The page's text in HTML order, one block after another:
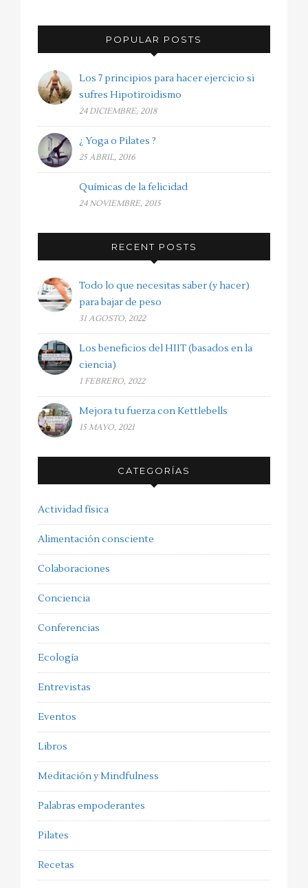
POPULAR POSTS
Los 7 principios para hacer ejercicio si
sufres Hipotiroidismo
24 DICIEMBRE, 2018
¿ Yoga o Pilates ?
25 ABRIL, 2016
Químicas de la felicidad
24 NOVIEMBRE, 2015
RECENT POSTS
Todo lo que necesitas saber (y hacer)
para bajar de peso
31 AGOSTO, 2022
Los beneficios del HIIT (basados en la
ciencia)
1 FEBRERO, 2022
Mejora tu fuerza con Kettlebells
15 MAYO, 2021
CATEGORÍAS
Actividad física
Alimentación consciente
Colaboraciones
Conciencia
Conferencias
Ecología
Entrevistas
Eventos
Libros
Meditación y Mindfulness
Palabras empoderantes
Pilates
Recetas